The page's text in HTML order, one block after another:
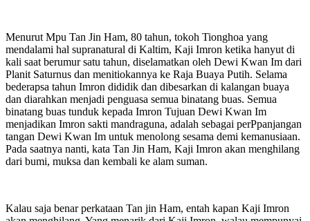
Menurut Mpu Tan Jin Ham, 80 tahun, tokoh Tionghoa yang
mendalami hal supranatural di Kaltim, Kaji Imron ketika hanyut di
kali saat berumur satu tahun, diselamatkan oleh Dewi Kwan Im dari
Planit Saturnus dan menitiokannya ke Raja Buaya Putih. Selama
bederapsa tahun Imron dididik dan dibesarkan di kalangan buaya
dan diarahkan menjadi penguasa semua binatang buas. Semua
binatang buas tunduk kepada Imron Tujuan Dewi Kwan Im
menjadikan Imron sakti mandraguna, adalah sebagai perPpanjangan
tangan Dewi Kwan Im untuk menolong sesama demi kemanusiaan.
Pada saatnya nanti, kata Tan Jin Ham, Kaji Imron akan menghilang
dari bumi, muksa dan kembali ke alam suman.
Kalau saja benar perkataan Tan jin Ham, entah kapan Kaji Imron